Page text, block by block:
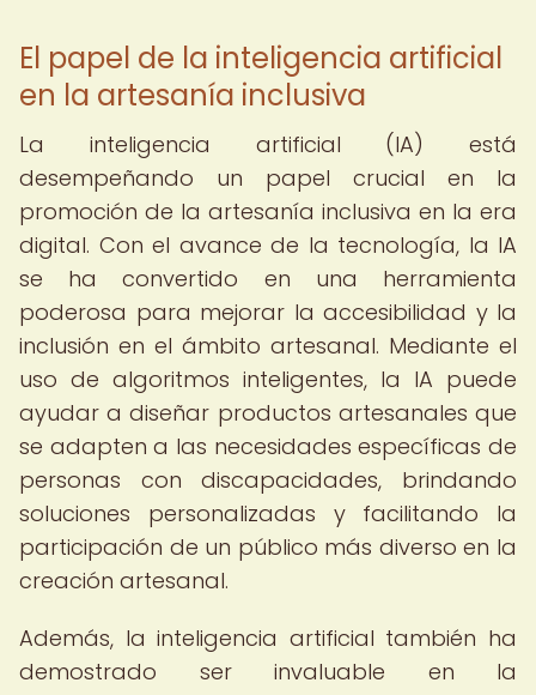
El papel de la inteligencia artificial
en la artesanía inclusiva
La inteligencia artificial (IA) está
desempeñando un papel crucial en la
promoción de la artesanía inclusiva en la era
digital. Con el avance de la tecnología, la IA
se ha convertido en una herramienta
poderosa para mejorar la accesibilidad y la
inclusión en el ámbito artesanal. Mediante el
uso de algoritmos inteligentes, la IA puede
ayudar a diseñar productos artesanales que
se adapten a las necesidades específicas de
personas con discapacidades, brindando
soluciones personalizadas y facilitando la
participación de un público más diverso en la
creación artesanal.
Además, la inteligencia artificial también ha
demostrado ser invaluable en la